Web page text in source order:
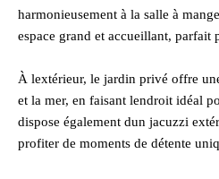
harmonieusement à la salle à
espace grand et accueillant, parfait
À lextérieur, le jardin privé offre
et la mer, en faisant lendroit idéal
dispose également dun jacuzzi
profiter de moments de détente